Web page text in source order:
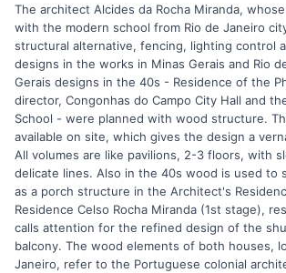
The architect Alcides da Rocha Miranda,
with the modern school from Rio de Janeiro
structural alternative, fencing, lighting control
designs in the works in Minas Gerais and Rio
Gerais designs in the 40s - Residence of the
director, Congonhas do Campo City Hall and
School - were planned with wood structure.
available on site, which gives the design a
All volumes are like pavilions, 2-3 floors, with
delicate lines. Also in the 40s wood is used to
as a porch structure in the Architect's
Residence Celso Rocha Miranda (1st stage),
calls attention for the refined design of the
balcony. The wood elements of both houses,
Janeiro, refer to the Portuguese colonial